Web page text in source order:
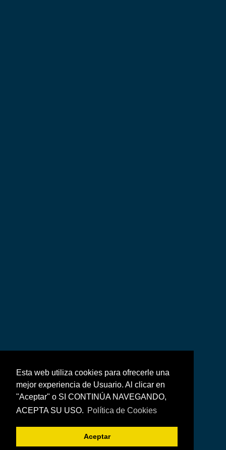
Esta web utiliza cookies para ofrecerle una
mejor experiencia de Usuario. Al clicar en
"Aceptar" o SI CONTINÚA NAVEGANDO,
ACEPTA SU USO. Política de Cookies
Aceptar